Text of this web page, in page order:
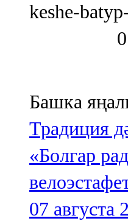
keshe-
0
Башка
Традиция
«Болгар
07 августа